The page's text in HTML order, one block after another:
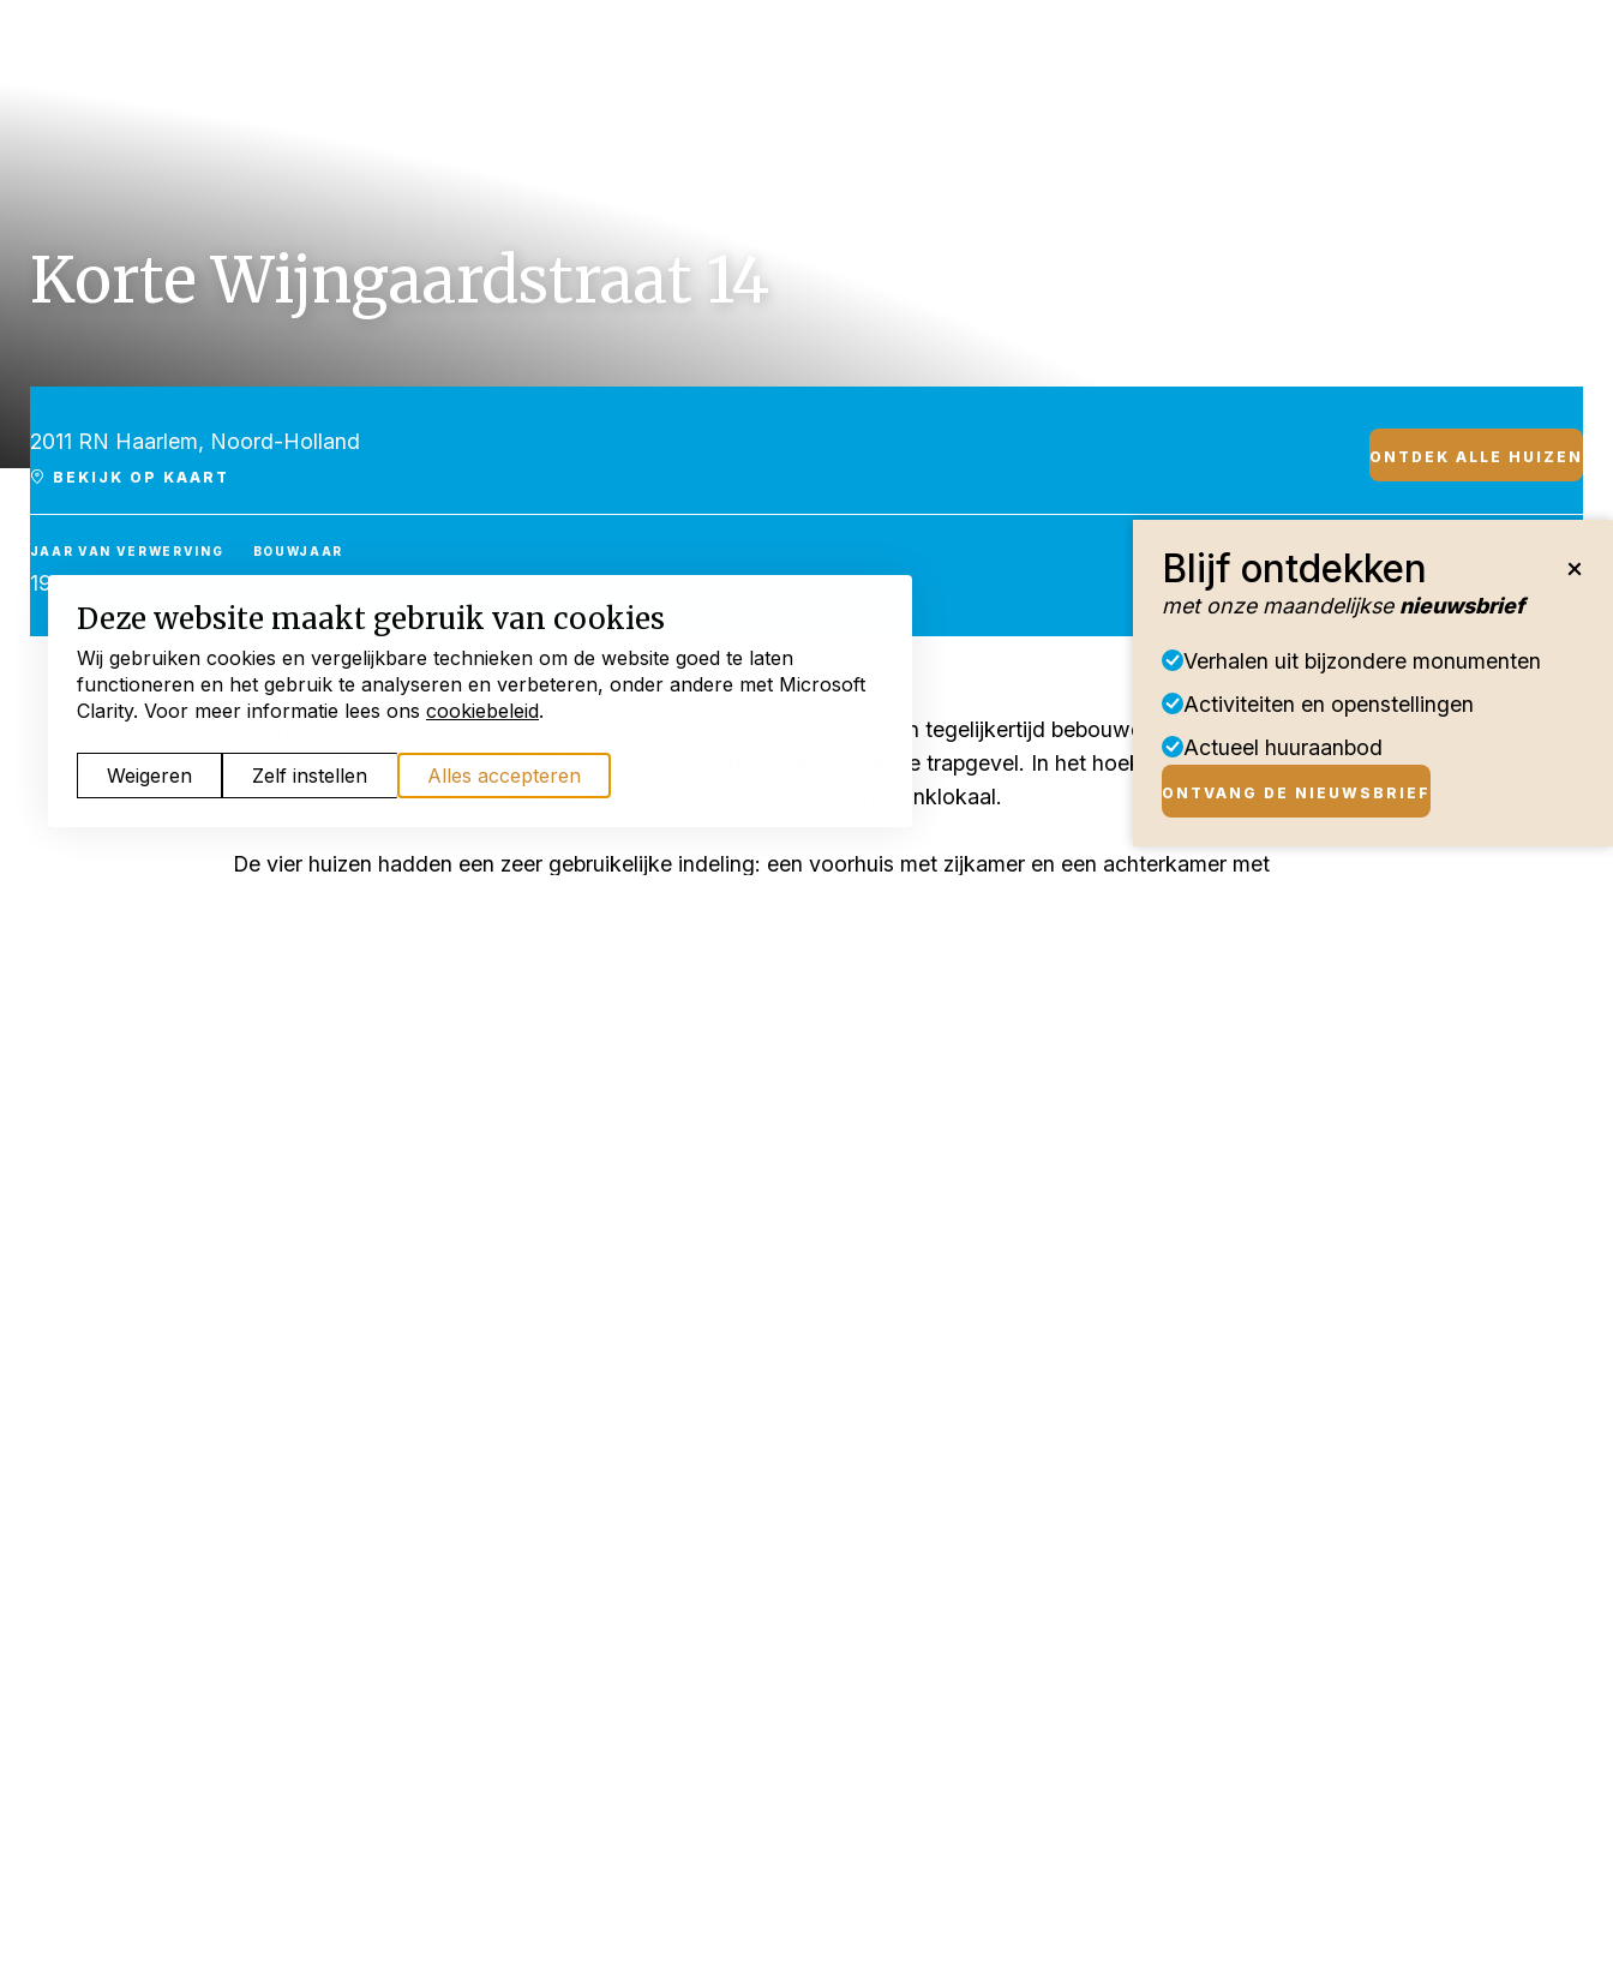
Deze website maakt gebruik van cookies
Wij gebruiken cookies en vergelijkbare technieken om de website goed te laten
functioneren en het gebruik te analyseren en verbeteren, onder andere met Microsoft
Clarity. Voor meer informatie lees ons cookiebeleid.
Alles accepteren
Weigeren Zelf instellen
Korte Wijngaardstraat 14
2011 RN Haarlem, Noord-Holland
BEKIJK OP KAART
JAAR VAN VERWERVING
1992
BOUWJAAR
1643
ONTDEK ALLE HUIZEN
Vier naast elkaar gelegen erven aan de Korte Wijngaardstraat werden tegelijkertijd bebouwd omstreeks 1643 door
de kuiper Cornelis Janssen Cock. De huizen kregen een gelijkvormige trapgevel. In het hoekpand was sinds 1791
een tapperij gevestigd: ‘de Uitersse Dom'. Tot 1930 bleef het een dranklokaal.
De vier huizen hadden een zeer gebruikelijke indeling: een voorhuis met zijkamer en een achterkamer met
Blijf ontdekken
met onze maandelijkse nieuwsbrief
Verhalen uit bijzondere monumenten
Activiteiten en openstellingen
Actueel huuraanbod
ONTVANG DE NIEUWSBRIEF